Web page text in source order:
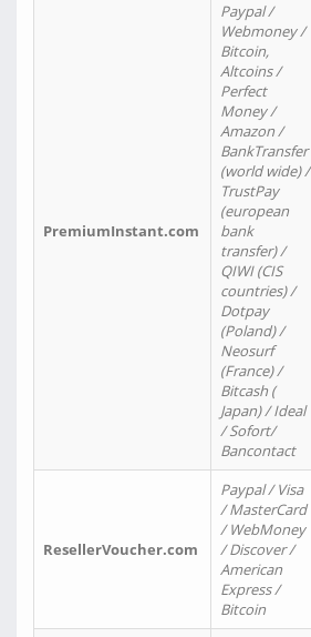
PremiumInstant.com
Paypal /
Webmoney /
Bitcoin,
Altcoins /
Perfect
Money /
Amazon /
BankTransfer
(world wide) /
TrustPay
(european
bank
transfer) /
QIWI (CIS
countries) /
Dotpay
(Poland) /
Neosurf
(France) /
Bitcash (
Japan) / Ideal
/ Sofort/
Bancontact
ResellerVoucher.com
Paypal / Visa
/ MasterCard
/ WebMoney
/ Discover /
American
Express /
Bitcoin